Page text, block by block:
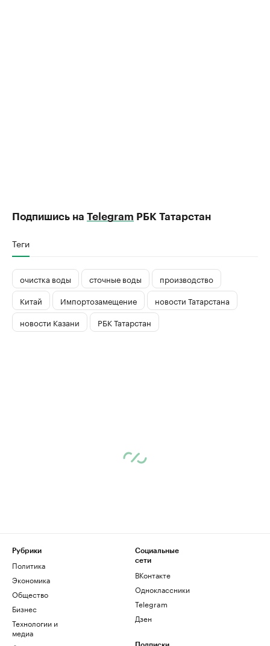
Подпишись на Telegram РБК Татарстан
Теги
очистка воды сточные воды
производство
Китай
Импортозамещение
новости Татарстана
новости Казани
РБК Татарстан
Рубрики
Политика
Экономика
Общество
Бизнес
Технологии и
медиа
Социальные
сети
ВКонтакте
Одноклассники
Telegram
Дзен